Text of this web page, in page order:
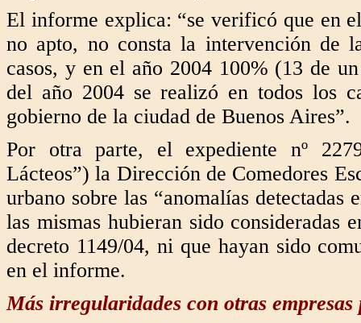
El informe explica: “se verificó que en
no apto, no consta la intervención de
casos, y en el año 2004 100% (13 de
del año 2004 se realizó en todos los
gobierno de la ciudad de Buenos Aires”.
Por otra parte, el expediente nº
Lácteos”) la Dirección de Comedores
urbano sobre las “anomalías
las mismas hubieran sido consideradas
decreto 1149/04, ni que hayan sido
en el informe.
Más irregularidades con otras empresas